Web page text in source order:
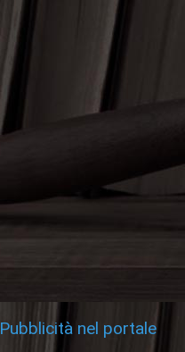
Pubblicità nel portale